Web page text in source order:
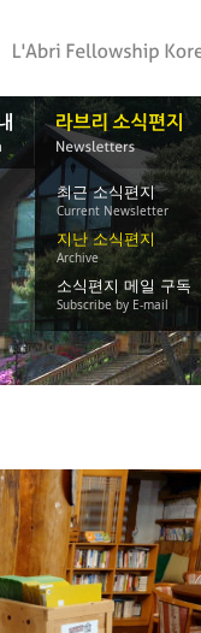
최근 소식편지
Current Newsletter
지난 소식편지
Archive
소식편지 메일 구독
Subscribe by E-mail